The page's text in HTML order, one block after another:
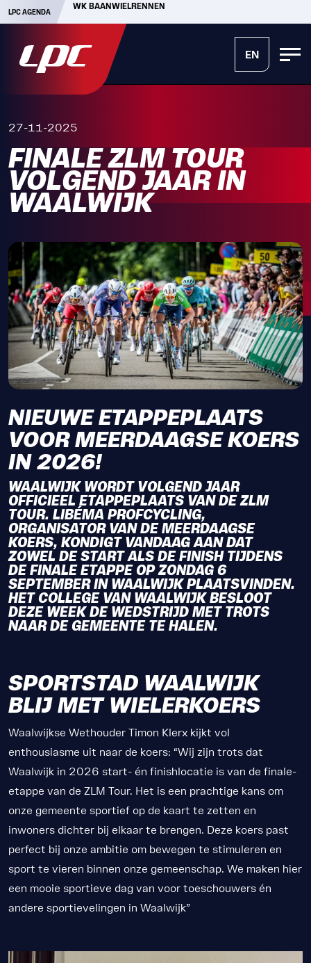
LPC AGENDA
WK BAANWIELRENNEN
EN
27-11-2025
FINALE ZLM TOUR
VOLGEND JAAR IN
WAALWIJK
NIEUWE ETAPPEPLAATS
VOOR MEERDAAGSE KOERS
IN 2026!
WAALWIJK WORDT VOLGEND JAAR
OFFICIEEL ETAPPEPLAATS VAN DE ZLM
TOUR. LIBÉMA PROFCYCLING,
ORGANISATOR VAN DE MEERDAAGSE
KOERS, KONDIGT VANDAAG AAN DAT
ZOWEL DE START ALS DE FINISH TIJDENS
DE FINALE ETAPPE OP ZONDAG 6
SEPTEMBER IN WAALWIJK PLAATSVINDEN.
HET COLLEGE VAN WAALWIJK BESLOOT
DEZE WEEK DE WEDSTRIJD MET TROTS
NAAR DE GEMEENTE TE HALEN.
SPORTSTAD WAALWIJK
BLIJ MET WIELERKOERS
Waalwijkse Wethouder Timon Klerx kijkt vol
enthousiasme uit naar de koers: “Wij zijn trots dat
Waalwijk in 2026 start- én finishlocatie is van de finale-
etappe van de ZLM Tour. Het is een prachtige kans om
onze gemeente sportief op de kaart te zetten en
inwoners dichter bij elkaar te brengen. Deze koers past
perfect bij onze ambitie om bewegen te stimuleren en
sport te vieren binnen onze gemeenschap. We maken hier
een mooie sportieve dag van voor toeschouwers én
andere sportievelingen in Waalwijk”